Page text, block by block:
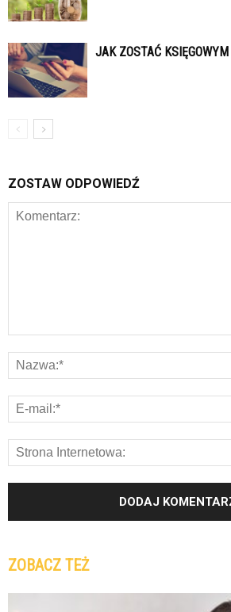
JAK ZOSTAĆ
ZOSTAW ODPOWIEDŹ
ZOBACZ TEŻ